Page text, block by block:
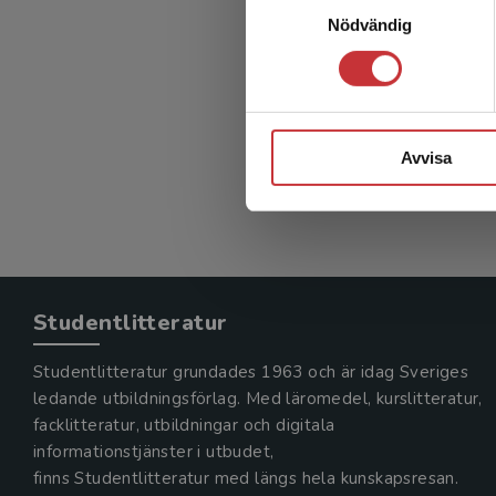
Nödvändig
Avvisa
Ozanne,
Exkl.
Studentlitteratur
Studentlitteratur grundades 1963 och är idag Sveriges
ledande utbildningsförlag. Med läromedel, kurslitteratur,
facklitteratur, utbildningar och digitala
informationstjänster i utbudet,
finns Studentlitteratur med längs hela kunskapsresan.